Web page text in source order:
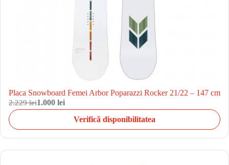
Placa Snowboard Femei Arbor Poparazzi Rocker 21/22 – 147 cm
2.229 lei1.000 lei
Verifică disponibilitatea